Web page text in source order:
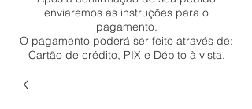
enviaremos as instruções para o
pagamento.
O pagamento poderá ser feito através de:
Cartão de crédito, PIX e Débito à vista.